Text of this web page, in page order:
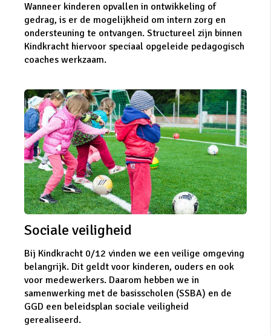
Wanneer kinderen opvallen in ontwikkeling of
gedrag, is er de mogelijkheid om intern zorg en
ondersteuning te ontvangen. Structureel zijn binnen
Kindkracht hiervoor speciaal opgeleide pedagogisch
coaches werkzaam.
Sociale veiligheid
Bij Kindkracht 0/12 vinden we een veilige omgeving
belangrijk. Dit geldt voor kinderen, ouders en ook
voor medewerkers. Daarom hebben we in
samenwerking met de basisscholen (SSBA) en de
GGD een beleidsplan sociale veiligheid
gerealiseerd.